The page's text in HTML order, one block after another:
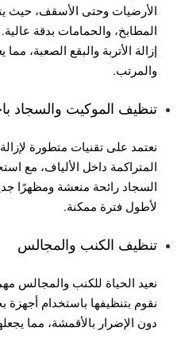
الأرضيات وحتى الأسقف، حيث
المطابخ، والحمامات بدقة
إزالة الأتربة والبقع الصعبة،
والمرتب.
تنظيف الموكيت والسجاد
نعتمد على تقنيات متطورة
المتراكمة داخل الألياف، مع
السجاد رائحة منعشة ومظهرًا
لأطول فترة ممكنة.
تنظيف الكنب والمجالس
نعيد الحياة للكنب والمجالس
نقوم بتنظيفها باستخدام أجهزة
دون الإضرار بالأقمشة، مما